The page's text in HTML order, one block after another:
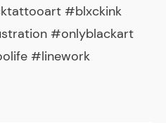
#blxckink
#onlyblackart
#linework